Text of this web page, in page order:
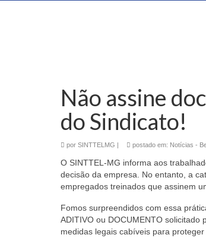
Não assine
do Sindicato!
por SINTTELMG | postado em: Notícias -
O SINTTEL-MG informa aos
decisão da empresa. No entanto, a
empregados treinados que assinem
Fomos surpreendidos com essa
ADITIVO ou DOCUMENTO solicitado
medidas legais cabíveis para proteger